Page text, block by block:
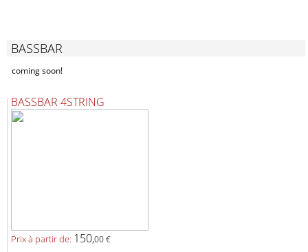
BASSBAR
coming soon!
BASSBAR 4STRING
Prix ​​à partir de: 150,00 €